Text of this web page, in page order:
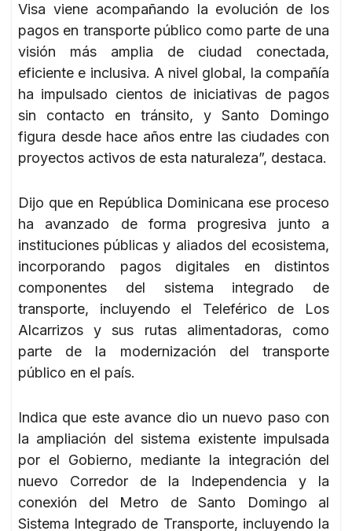
Visa viene acompañando la evolución de los
pagos en transporte público como parte de una
visión más amplia de ciudad conectada,
eficiente e inclusiva. A nivel global, la compañía
ha impulsado cientos de iniciativas de pagos
sin contacto en tránsito, y Santo Domingo
figura desde hace años entre las ciudades con
proyectos activos de esta naturaleza”, destaca.
Dijo que en República Dominicana ese proceso
ha avanzado de forma progresiva junto a
instituciones públicas y aliados del ecosistema,
incorporando pagos digitales en distintos
componentes del sistema integrado de
transporte, incluyendo el Teleférico de Los
Alcarrizos y sus rutas alimentadoras, como
parte de la modernización del transporte
público en el país.
Indica que este avance dio un nuevo paso con
la ampliación del sistema existente impulsada
por el Gobierno, mediante la integración del
nuevo Corredor de la Independencia y la
conexión del Metro de Santo Domingo al
Sistema Integrado de Transporte, incluyendo la